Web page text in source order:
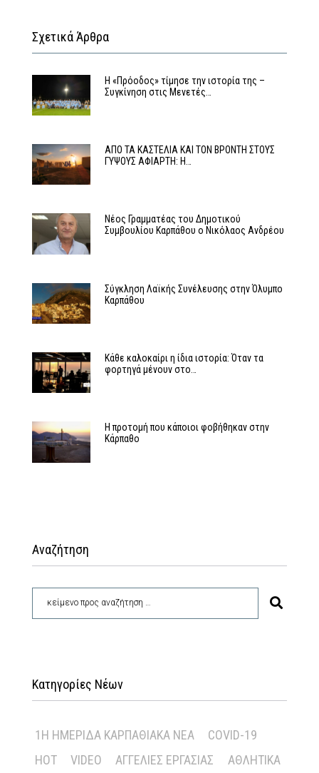
Σχετικά Άρθρα
Η «Πρόοδος» τίμησε την ιστορία της –
Συγκίνηση στις Μενετές…
ΑΠΟ ΤΑ ΚΑΣΤΕΛΙΑ ΚΑΙ ΤΟΝ ΒΡΟΝΤΗ ΣΤΟΥΣ
ΓΥΨΟΥΣ ΑΦΙΑΡΤΗ: Η…
Νέος Γραμματέας του Δημοτικού
Συμβουλίου Καρπάθου ο Νικόλαος Ανδρέου
Σύγκληση Λαϊκής Συνέλευσης στην Όλυμπο
Καρπάθου
Κάθε καλοκαίρι η ίδια ιστορία: Όταν τα
φορτηγά μένουν στο…
Η προτομή που κάποιοι φοβήθηκαν στην
Κάρπαθο
Αναζήτηση
Κατηγορίες Νέων
1Η ΗΜΕΡΊΔΑ ΚΑΡΠΑΘΙΑΚΆ ΝΈΑ
COVID-19
HOT
VIDEO ΑΓΓΕΛΊΕΣ ΕΡΓΑΣΊΑΣ ΑΘΛΗΤΙΚΆ